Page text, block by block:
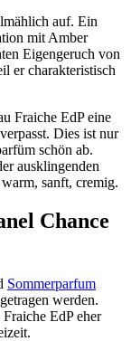
auf. Ein
mit Amber
Eigengeruch von
er charakteristisch
Fraiche EdP eine
Dies ist nur
schön ab.
ausklingenden
sanft, cremig.
Chance
Sommerparfum
werden.
EdP eher